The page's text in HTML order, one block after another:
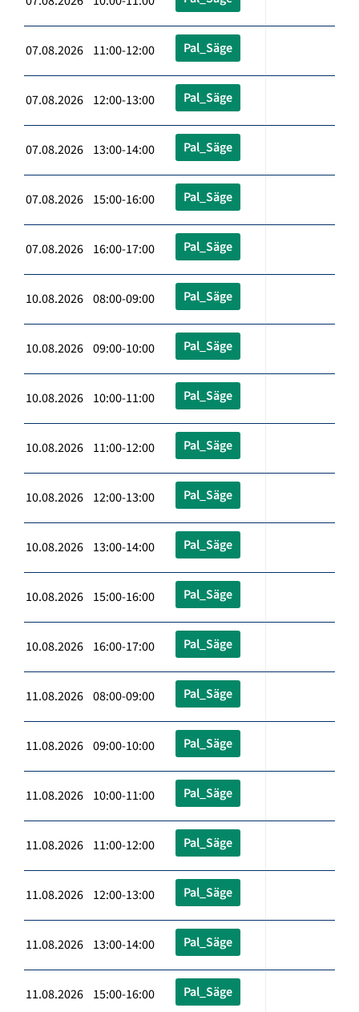
07.08.2026 11:00-12:00 Pal_Säge
07.08.2026 12:00-13:00 Pal_Säge
07.08.2026 13:00-14:00 Pal_Säge
07.08.2026 15:00-16:00 Pal_Säge
07.08.2026 16:00-17:00 Pal_Säge
10.08.2026 08:00-09:00 Pal_Säge
10.08.2026 09:00-10:00 Pal_Säge
10.08.2026 10:00-11:00 Pal_Säge
10.08.2026 11:00-12:00 Pal_Säge
10.08.2026 12:00-13:00 Pal_Säge
10.08.2026 13:00-14:00 Pal_Säge
10.08.2026 15:00-16:00 Pal_Säge
10.08.2026 16:00-17:00 Pal_Säge
11.08.2026 08:00-09:00 Pal_Säge
11.08.2026 09:00-10:00 Pal_Säge
11.08.2026 10:00-11:00 Pal_Säge
11.08.2026 11:00-12:00 Pal_Säge
11.08.2026 12:00-13:00 Pal_Säge
11.08.2026 13:00-14:00 Pal_Säge
11.08.2026 15:00-16:00 Pal_Säge